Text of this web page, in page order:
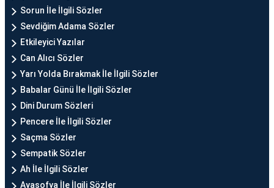
Sorun İle İlgili Sözler
Sevdiğim Adama Sözler
Etkileyici Yazılar
Can Alıcı Sözler
Yarı Yolda Bırakmak İle İlgili Sözler
Babalar Günü İle İlgili Sözler
Dini Durum Sözleri
Pencere İle İlgili Sözler
Saçma Sözler
Sempatik Sözler
Ah İle İlgili Sözler
Ayasofya İle İlgili Sözler